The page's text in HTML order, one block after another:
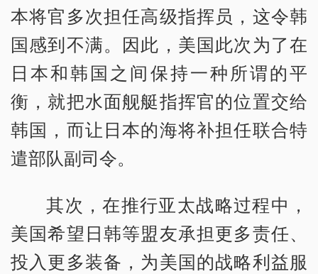
本将官多次担任高级指挥员，这令韩
国感到不满。因此，美国此次为了在
日本和韩国之间保持一种所谓的平
衡，就把水面舰艇指挥官的位置交给
韩国，而让日本的海将补担任联合特
遣部队副司令。
其次，在推行亚太战略过程中，
美国希望日韩等盟友承担更多责任、
投入更多装备，为美国的战略利益服